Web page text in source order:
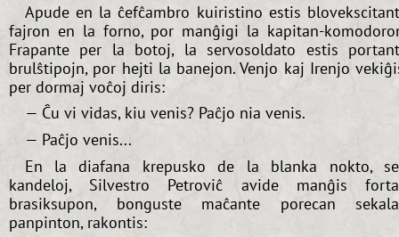
Apude en la ĉefĉambro kuiristino estis
fajron en la forno, por manĝigi la kapitan-
Frapante per la botoj, la servosoldato estis
brulŝtipojn, por hejti la banejon. Venjo kaj Irenjo
per dormaj voĉoj diris:
— Ĉu vi vidas, kiu venis? Paĉjo nia venis.
— Paĉjo venis...
En la diafana krepusko de la blanka nokto,
kandeloj, Silvestro Petroviĉ avide manĝis
brasiksupon, bonguste maĉante porecan
panpinton, rakontis: